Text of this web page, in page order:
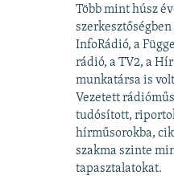
Több mint húsz
InfoRádió, a
rádió, a TV2, a
munkatársa is
Vezetett
tudósított,
hírműsorokba,
szakma szinte
tapasztalatokat.